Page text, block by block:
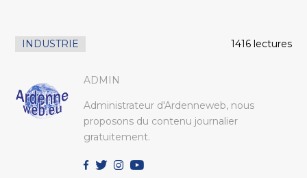
INDUSTRIE 1416 lectures
ADMIN
Administrateur d'Ardenneweb, nous
proposons du contenu journalier
gratuitement.